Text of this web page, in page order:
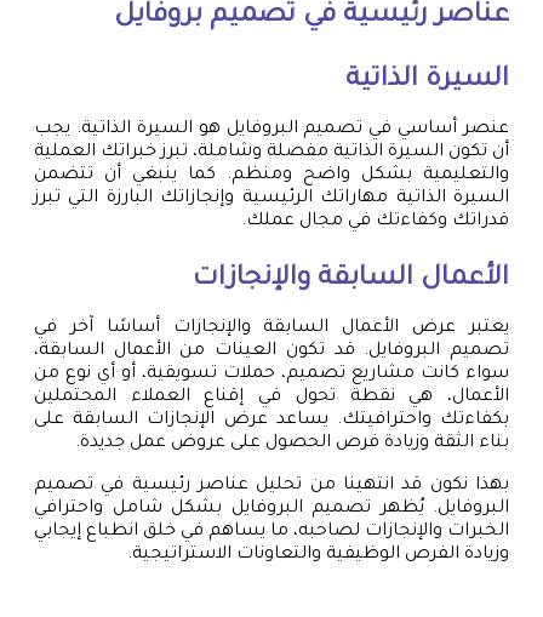
عناصر رئيسية في تصميم بروفايل
السيرة الذاتية
عنصر أساسي في تصميم البروفايل هو السيرة الذاتية. يجب
أن تكون السيرة الذاتية مفصلة وشاملة، تبرز خبراتك العملية
والتعليمية بشكل واضح ومنظم. كما ينبغي أن تتضمن
السيرة الذاتية مهاراتك الرئيسية وإنجازاتك البارزة التي تبرز
قدراتك وكفاءتك في مجال عملك.
الأعمال السابقة والإنجازات
يعتبر عرض الأعمال السابقة والإنجازات أساسًا آخر في
تصميم البروفايل. قد تكون العينات من الأعمال السابقة،
سواء كانت مشاريع تصميم، حملات تسويقية، أو أي نوع من
الأعمال، هي نقطة تحول في إقناع العملاء المحتملين
بكفاءتك واحترافيتك. يساعد عرض الإنجازات السابقة على
بناء الثقة وزيادة فرص الحصول على عروض عمل جديدة.
بهذا نكون قد انتهينا من تحليل عناصر رئيسية في تصميم
البروفايل. يُظهر تصميم البروفايل بشكل شامل واحترافي
الخبرات والإنجازات لصاحبه، ما يساهم في خلق انطباع إيجابي
وزيادة الفرص الوظيفية والتعاونات الاستراتيجية.